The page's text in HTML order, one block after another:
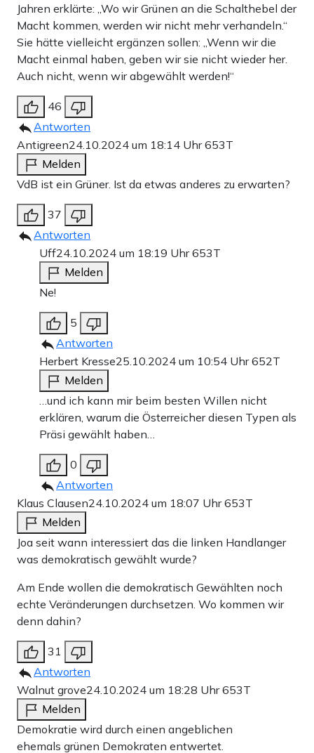
Jahren erklärte: „Wo wir Grünen an die Schalthebel der
Macht kommen, werden wir nicht mehr verhandeln.“
Sie hätte vielleicht ergänzen sollen: „Wenn wir die
Macht einmal haben, geben wir sie nicht wieder her.
Auch nicht, wenn wir abgewählt werden!“
46
Antworten
Antigreen24.10.2024 um 18:14 Uhr653T
Melden
VdB ist ein Grüner. Ist da etwas anderes zu erwarten?
37
Antworten
Uff24.10.2024 um 18:19 Uhr653T
Melden
Ne!
5
Antworten
Herbert Kresse25.10.2024 um 10:54 Uhr652T
Melden
…und ich kann mir beim besten Willen nicht
erklären, warum die Österreicher diesen Typen als
Präsi gewählt haben…
0
Antworten
Klaus Clausen24.10.2024 um 18:07 Uhr653T
Melden
Joa seit wann interessiert das die linken Handlanger
was demokratisch gewählt wurde?
Am Ende wollen die demokratisch Gewählten noch
echte Veränderungen durchsetzen. Wo kommen wir
denn dahin?
31
Antworten
Walnut grove24.10.2024 um 18:28 Uhr653T
Melden
Demokratie wird durch einen angeblichen
ehemals grünen Demokraten entwertet.